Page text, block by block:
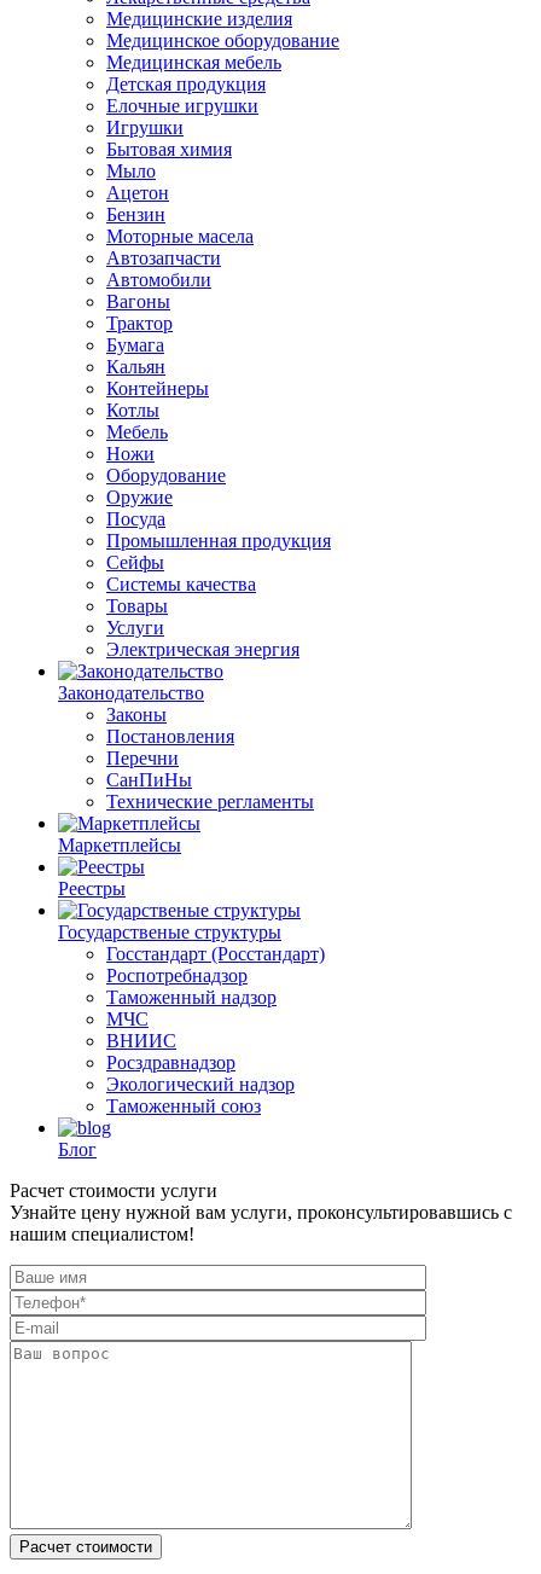
Медицинские изделия
Медицинское оборудование
Медицинская мебель
Детская продукция
Елочные игрушки
Игрушки
Бытовая химия
Мыло
Ацетон
Бензин
Моторные масела
Автозапчасти
Автомобили
Вагоны
Трактор
Бумага
Кальян
Контейнеры
Котлы
Мебель
Ножи
Оборудование
Оружие
Посуда
Промышленная продукция
Сейфы
Системы качества
Товары
Услуги
Электрическая энергия
Законодательство
Законы
Постановления
Перечни
СанПиНы
Технические регламенты
Маркетплейсы
Реестры
Государственые структуры
Госстандарт (Росстандарт)
Роспотребнадзор
Таможенный надзор
МЧС
ВНИИС
Росздравнадзор
Экологический надзор
Таможенный союз
Блог
Расчет стоимости услуги
Узнайте цену нужной вам услуги, проконсультировавшись с
нашим специалистом!